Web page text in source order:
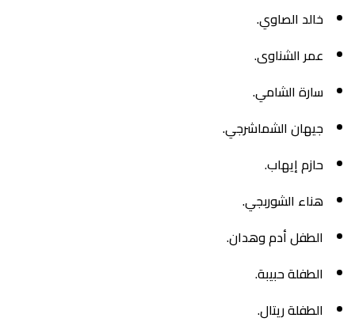
خالد الصاوي.
عمر الشناوى.
سارة الشامي.
جيهان الشماشرجي.
حازم إيهاب.
هناء الشوربجي.
الطفل أدم وهدان.
الطفلة حبيبة.
الطفلة ريتال.